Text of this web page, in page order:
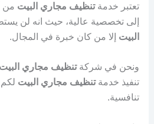
تعتبر خدمةتنظيف مجاري البيت من
إلى تخصصية عالية، حيث انه لن
البيت إلا من كان خبرة في المجال.
ونحن في شركةتنظيف مجاري البيت
تنفيذ خدمةتنظيف مجاري البيت
تنافسية.